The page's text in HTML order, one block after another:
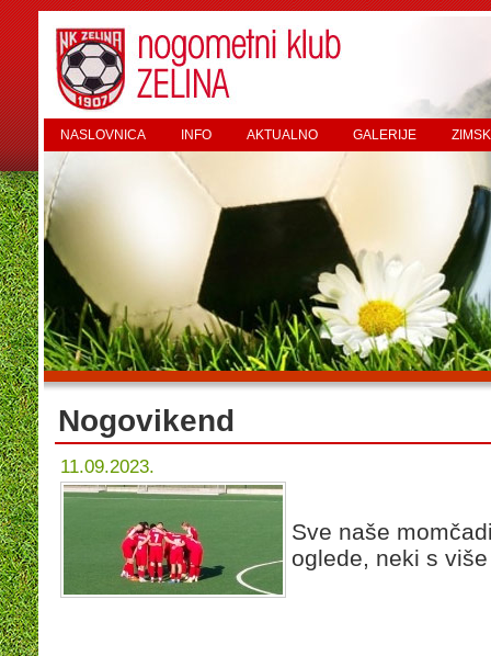
NASLOVNICA INFO AKTUALNO GALERIJE
Nogovikend
11.09.2023.
Sve naše
oglede, neki s